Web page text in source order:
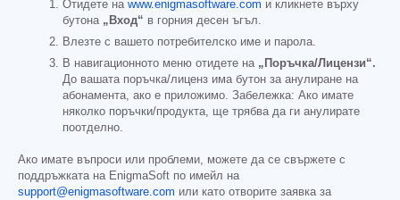
Отидете на www.enigmasoftware.com и кликнете върху
бутона „Вход“ в горния десен ъгъл.
Влезте с вашето потребителско име и парола.
В навигационното меню отидете на „Поръчка/Лицензи“.
До вашата поръчка/лиценз има бутон за анулиране на
абонамента, ако е приложимо. Забележка: Ако имате
няколко поръчки/продукта, ще трябва да ги анулирате
поотделно.
Ако имате въпроси или проблеми, можете да се свържете с
поддръжката на EnigmaSoft по имейл на
support@enigmasoftware.com или като отворите заявка за